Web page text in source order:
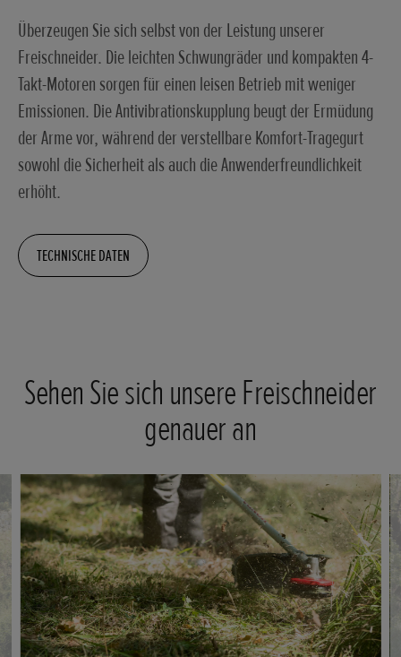
Überzeugen Sie sich selbst von der Leistung unserer
Freischneider. Die leichten Schwungräder und kompakten 4-
Takt-Motoren sorgen für einen leisen Betrieb mit weniger
Emissionen. Die Antivibrationskupplung beugt der Ermüdung
der Arme vor, während der verstellbare Komfort-Tragegurt
sowohl die Sicherheit als auch die Anwenderfreundlichkeit
erhöht.
TECHNISCHE DATEN
Sehen Sie sich unsere Freischneider
genauer an